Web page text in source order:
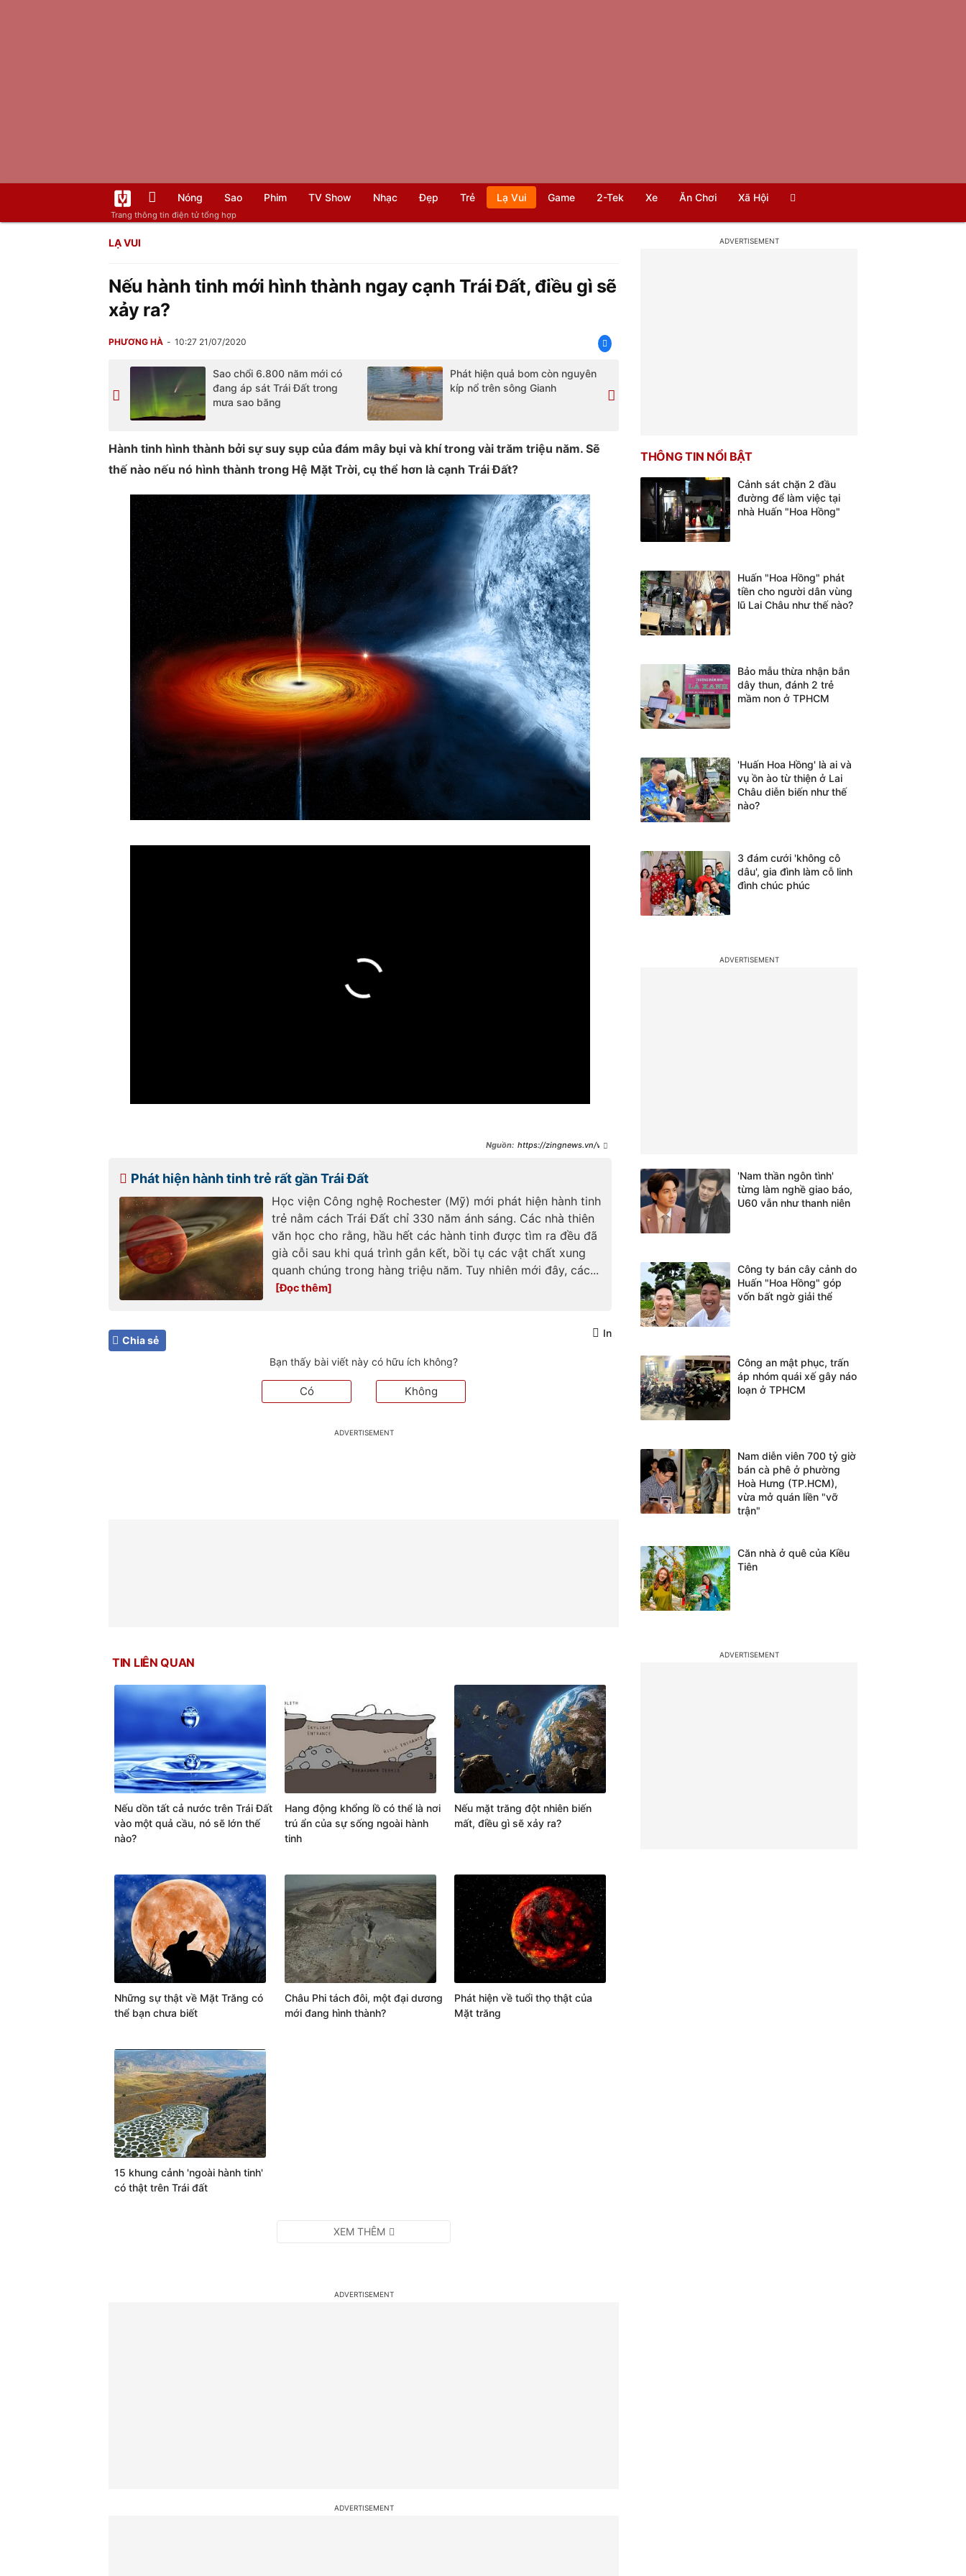
Trang thông tin điện tử tổng hợp
Nóng Sao Phim TV Show Nhạc Đẹp Trẻ Lạ Vui Game 2-Tek Xe Ăn Chơi Xã Hội
LẠ VUI
Nếu hành tinh mới hình thành ngay cạnh Trái Đất, điều gì sẽ
xảy ra?
PHƯƠNG HÀ 10:27 21/07/2020
Sao chổi 6.800 năm mới có
đang áp sát Trái Đất trong
mưa sao băng
Phát hiện quả bom còn nguyên
kíp nổ trên sông Gianh
Hành tinh hình thành bởi sự suy sụp của đám mây bụi và khí trong vài trăm triệu năm. Sẽ
thế nào nếu nó hình thành trong Hệ Mặt Trời, cụ thể hơn là cạnh Trái Đất?
https://zingnews.vn/vid
Phát hiện hành tinh trẻ rất gần Trái Đất
Học viện Công nghệ Rochester (Mỹ) mới phát hiện hành tinh
trẻ nằm cách Trái Đất chỉ 330 năm ánh sáng. Các nhà thiên
văn học cho rằng, hầu hết các hành tinh được tìm ra đều đã
già cỗi sau khi quá trình gắn kết, bồi tụ các vật chất xung
quanh chúng trong hàng triệu năm. Tuy nhiên mới đây, các...
In
Chia sẻ
Bạn thấy bài viết này có hữu ích không?
Có Không
TIN LIÊN QUAN
Nếu dồn tất cả nước trên Trái Đất
vào một quả cầu, nó sẽ lớn thế
nào?
Hang động khổng lồ có thể là nơi
trú ẩn của sự sống ngoài hành
tinh
Nếu mặt trăng đột nhiên biến
mất, điều gì sẽ xảy ra?
Những sự thật về Mặt Trăng có
thể bạn chưa biết
Châu Phi tách đôi, một đại dương
mới đang hình thành?
Phát hiện về tuổi thọ thật của
Mặt trăng
15 khung cảnh 'ngoài hành tinh'
có thật trên Trái đất
THÔNG TIN NỔI BẬT
Cảnh sát chặn 2 đầu
đường để làm việc tại
nhà Huấn "Hoa Hồng"
Huấn "Hoa Hồng" phát
tiền cho người dân vùng
lũ Lai Châu như thế nào?
Bảo mẫu thừa nhận bắn
dây thun, đánh 2 trẻ
mầm non ở TPHCM
'Huấn Hoa Hồng' là ai và
vụ ồn ào từ thiện ở Lai
Châu diễn biến như thế
nào?
3 đám cưới 'không cô
dâu', gia đình làm cỗ linh
đình chúc phúc
'Nam thần ngôn tình'
từng làm nghề giao báo,
U60 vẫn như thanh niên
Công ty bán cây cảnh do
Huấn "Hoa Hồng" góp
vốn bất ngờ giải thể
Công an mật phục, trấn
áp nhóm quái xế gây náo
loạn ở TPHCM
Nam diễn viên 700 tỷ giờ
bán cà phê ở phường
Hoà Hưng (TP.HCM),
vừa mở quán liền "vỡ
trận"
Căn nhà ở quê của Kiều
Tiên